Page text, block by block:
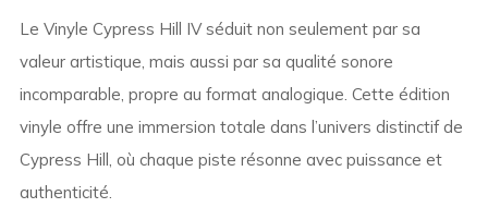
Le Vinyle Cypress Hill IV séduit non seulement par sa
valeur artistique, mais aussi par sa qualité sonore
incomparable, propre au format analogique. Cette édition
vinyle offre une immersion totale dans l’univers distinctif de
Cypress Hill, où chaque piste résonne avec puissance et
authenticité.